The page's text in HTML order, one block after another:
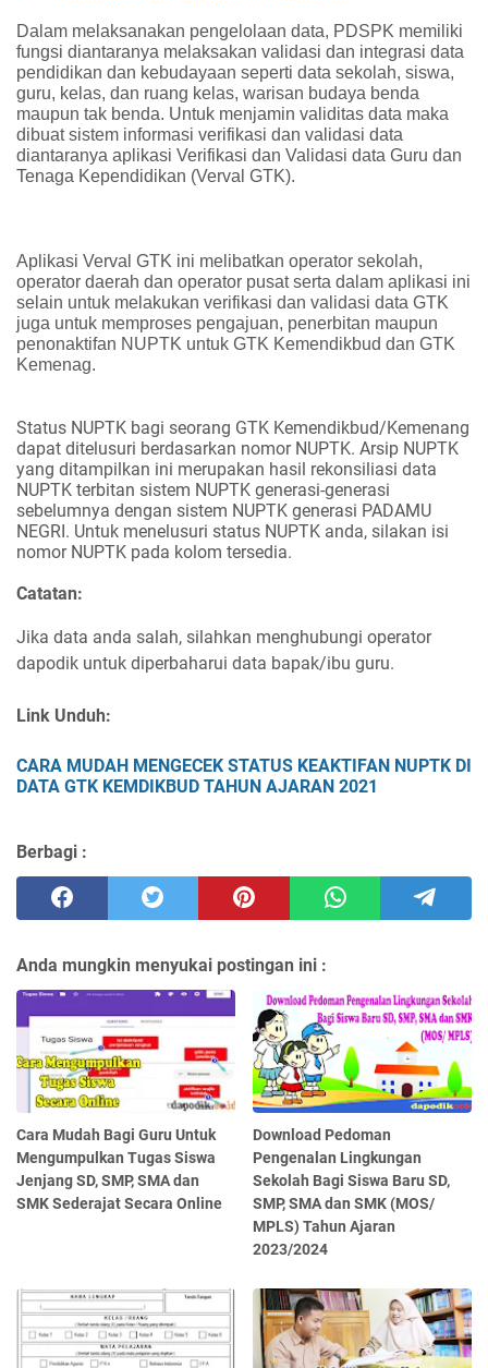
Dalam melaksanakan pengelolaan data, PDSPK memiliki
fungsi diantaranya melaksakan validasi dan integrasi data
pendidikan dan kebudayaan seperti data sekolah, siswa,
guru, kelas, dan ruang kelas, warisan budaya benda
maupun tak benda. Untuk menjamin validitas data maka
dibuat sistem informasi verifikasi dan validasi data
diantaranya aplikasi Verifikasi dan Validasi data Guru dan
Tenaga Kependidikan (Verval GTK).
Aplikasi Verval GTK ini melibatkan operator sekolah,
operator daerah dan operator pusat serta dalam aplikasi ini
selain untuk melakukan verifikasi dan validasi data GTK
juga untuk memproses pengajuan, penerbitan maupun
penonaktifan NUPTK untuk GTK Kemendikbud dan GTK
Kemenag.
Status NUPTK bagi seorang GTK Kemendikbud/Kemenang
dapat ditelusuri berdasarkan nomor NUPTK. Arsip NUPTK
yang ditampilkan ini merupakan hasil rekonsiliasi data
NUPTK terbitan sistem NUPTK generasi-generasi
sebelumnya dengan sistem NUPTK generasi PADAMU
NEGRI. Untuk menelusuri status NUPTK anda, silakan isi
nomor NUPTK pada kolom tersedia.
Catatan:
Jika data anda salah, silahkan menghubungi operator
dapodik untuk diperbaharui data bapak/ibu guru.
Link Unduh:
CARA MUDAH MENGECEK STATUS KEAKTIFAN NUPTK DI
DATA GTK KEMDIKBUD TAHUN AJARAN 2021
Berbagi :
Anda mungkin menyukai postingan ini :
Cara Mudah Bagi Guru Untuk
Mengumpulkan Tugas Siswa
Jenjang SD, SMP, SMA dan
SMK Sederajat Secara Online
Download Pedoman
Pengenalan Lingkungan
Sekolah Bagi Siswa Baru SD,
SMP, SMA dan SMK (MOS/
MPLS) Tahun Ajaran
2023/2024